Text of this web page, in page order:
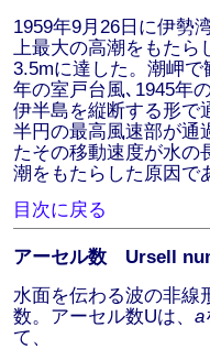
1959年9月26日に伊勢
上最大の高潮をもたら
3.5mに達した。潮岬で
年の室戸台風､1945年
伊半島を縦断する形で
半円の最高風速部が通
たその移動速度が水の
潮をもたらした原因で
目次に戻る
アーセル数 Ursell
水面を伝わる波の非線
数。アーセル数Uは、 a
て、